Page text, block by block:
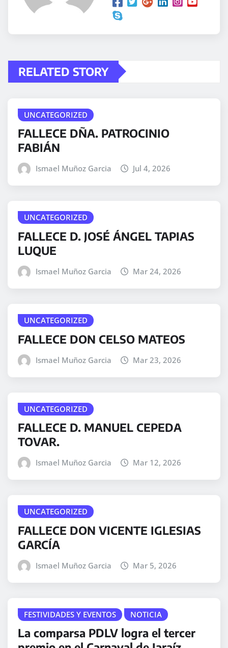
RELATED STORY
UNCATEGORIZED
FALLECE DÑA. PATROCINIO
FABIÁN
Ismael Muñoz Garcia Jul 4, 2026
UNCATEGORIZED
FALLECE D. JOSÉ ÁNGEL TAPIAS
LUQUE
Ismael Muñoz Garcia Mar 24, 2026
UNCATEGORIZED
FALLECE DON CELSO MATEOS
Ismael Muñoz Garcia Mar 23, 2026
UNCATEGORIZED
FALLECE D. MANUEL CEPEDA
TOVAR.
Ismael Muñoz Garcia Mar 12, 2026
UNCATEGORIZED
FALLECE DON VICENTE IGLESIAS
GARCÍA
Ismael Muñoz Garcia Mar 5, 2026
FESTIVIDADES Y EVENTOS NOTICIA
La comparsa PDLV logra el tercer